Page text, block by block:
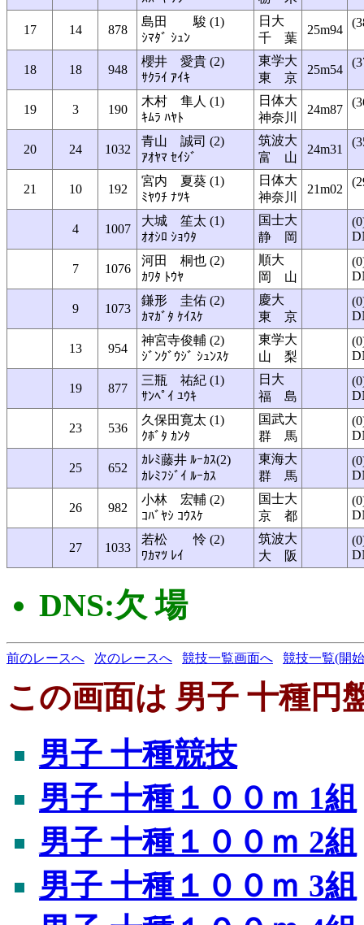
17 14 878
島田 駿 (1)
ｼﾏﾀﾞ ｼｭﾝ
日大
千 葉
25m94
18 18 948
櫻井 愛貴 (2)
ｻｸﾗｲ ｱｲｷ
東学大
東 京
25m54
19 3 190
木村 隼人 (1)
ｷﾑﾗ ﾊﾔﾄ
日体大
神奈川
24m87
20 24 1032
青山 誠司 (2)
ｱｵﾔﾏ ｾｲｼﾞ
筑波大
富 山
24m31
21 10 192
宮内 夏葵 (1)
ﾐﾔｳﾁ ﾅﾂｷ
日体大
神奈川
21m02
4 1007
大城 笙太 (1)
ｵｵｼﾛ ｼｮｳﾀ
国士大
静 岡
7 1076
河田 桐也 (2)
ｶﾜﾀ ﾄｳﾔ
順大
岡 山
9 1073
鎌形 圭佑 (2)
ｶﾏｶﾞﾀ ｹｲｽｹ
慶大
東 京
13 954
神宮寺俊輔 (2)
ｼﾞﾝｸﾞｳｼﾞ ｼｭﾝｽｹ
東学大
山 梨
19 877
三瓶 祐紀 (1)
ｻﾝﾍﾟｲ ﾕｳｷ
日大
福 島
23 536
久保田寛太 (1)
ｸﾎﾞﾀ ｶﾝﾀ
国武大
群 馬
25 652
ｶﾚﾐ藤井 ﾙｰｶｽ(2)
ｶﾚﾐﾌｼﾞｲ ﾙｰｶｽ
東海大
群 馬
26 982
小林 宏輔 (2)
ｺﾊﾞﾔｼ ｺｳｽｹ
国士大
京 都
27 1033
若松 怜 (2)
ﾜｶﾏﾂ ﾚｲ
筑波大
大 阪
DNS:欠 場
前のレースへ 次のレースへ 競技一覧画面へ 競技一覧(開
この画面は 男子 十種円
男子 十種競技
男子 十種１００ｍ 1組
男子 十種１００ｍ 2組
男子 十種１００ｍ 3組